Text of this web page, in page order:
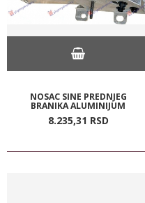
NOSAC SINE PREDNJEG
BRANIKA ALUMINIJUM
8.235,31 RSD